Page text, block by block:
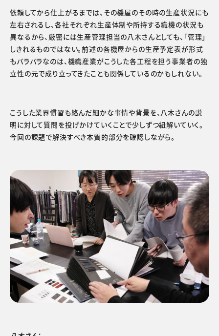
依頼してから仕上がるまでは、その機屋のその時の生産状況にも
左右されるし、各社それぞれ生産体制や所持する織機の状況も
異なるから、厳密には生産管理担当の八木さんとしても、「管理」
しきれるものではない。前述の各機屋からの生産予定表が形式
もバラバラなのは、機織産業がこうした各工程を担う事業者の独
立性の元で成り立ってきたことも関係しているのかもしれない。
こうした業界慣習も絡んだ細かな事情や背景を、八木さんの説
明に対して質問を投げかけていくことで少しずつ紐解いていく。
今回の課題で解決すべき本質的部分を確認しながら。